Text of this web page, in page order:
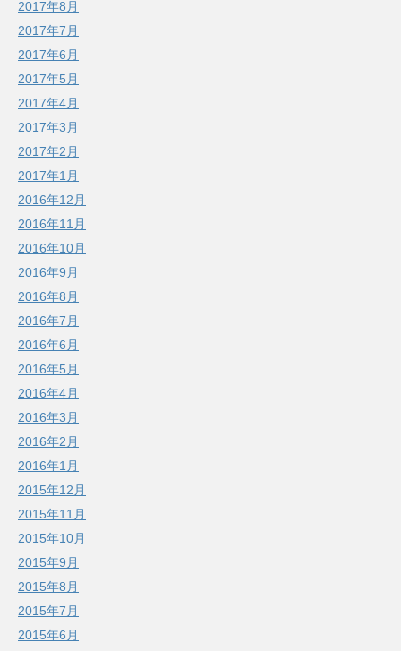
2017年8月
2017年7月
2017年6月
2017年5月
2017年4月
2017年3月
2017年2月
2017年1月
2016年12月
2016年11月
2016年10月
2016年9月
2016年8月
2016年7月
2016年6月
2016年5月
2016年4月
2016年3月
2016年2月
2016年1月
2015年12月
2015年11月
2015年10月
2015年9月
2015年8月
2015年7月
2015年6月